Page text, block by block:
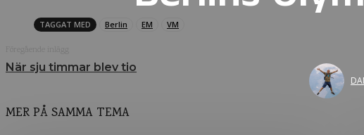
TAGGAT MED Berlin EM VM
När sju timmar blev tio
MER PÅ SAMMA TEMA